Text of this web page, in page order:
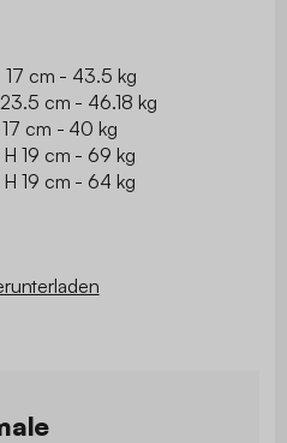
17 cm - 43.5 kg
cm - 46.18 kg
cm - 40 kg
19 cm - 69 kg
19 cm - 64 kg